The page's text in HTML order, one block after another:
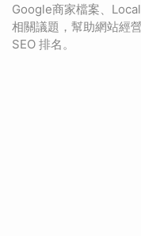
Google商家檔案、
相關議題，幫助網站經
SEO 排名。